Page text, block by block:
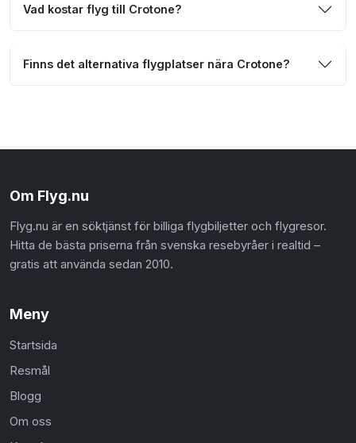
Vad kostar flyg till Crotone?
Finns det alternativa flygplatser nära Crotone?
Om Flyg.nu
Flyg.nu är en söktjänst för billiga flygbiljetter och flygresor.
Hitta de bästa priserna från svenska resebyråer i realtid –
gratis att använda sedan 2010.
Meny
Startsida
Resmål
Blogg
Om oss